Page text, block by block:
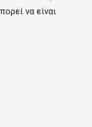
να είναι